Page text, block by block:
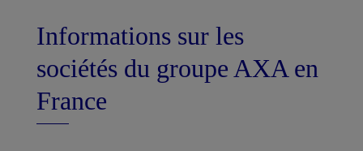
Informations sur les
sociétés du groupe AXA en
France